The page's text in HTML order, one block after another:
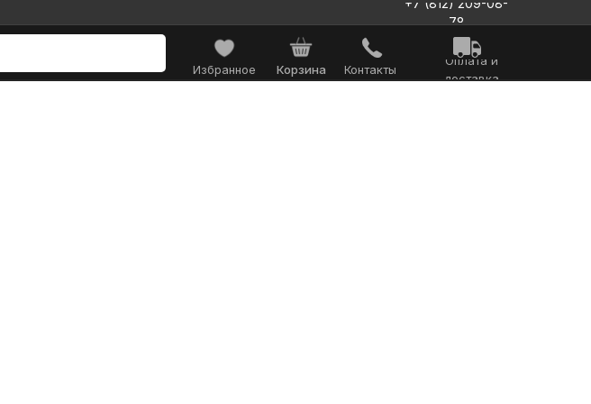
+7 (812) 209-08-
78
Оплата и
доставка
Контакты
Избранное Корзина